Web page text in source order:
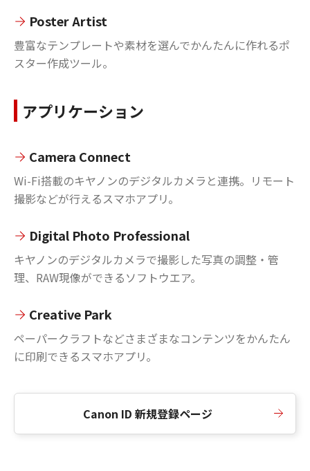
Poster Artist
豊富なテンプレートや素材を選んでかんたんに作れるポ
スター作成ツール。
アプリケーション
Camera Connect
Wi-Fi搭載のキヤノンのデジタルカメラと連携。リモート
撮影などが行えるスマホアプリ。
Digital Photo Professional
キヤノンのデジタルカメラで撮影した写真の調整・管
理、RAW現像ができるソフトウエア。
Creative Park
ペーパークラフトなどさまざまなコンテンツをかんたん
に印刷できるスマホアプリ。
Canon ID 新規登録ページ